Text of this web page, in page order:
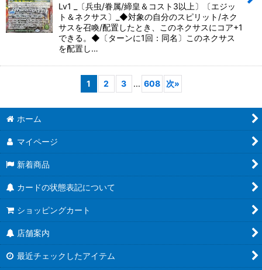
Lv1 _〔兵虫/眷属/締皇＆コスト3以上〕〔エジッ
ト＆ネクサス〕_◆対象の自分のスピリット/ネク
サスを召喚/配置したとき、このネクサスにコア+1
できる。◆〔ターンに1回：同名〕このネクサス
を配置し…
1 2 3 ... 608 次»
ホーム
マイページ
新着商品
カードの状態表記について
ショッピングカート
店舗案内
最近チェックしたアイテム